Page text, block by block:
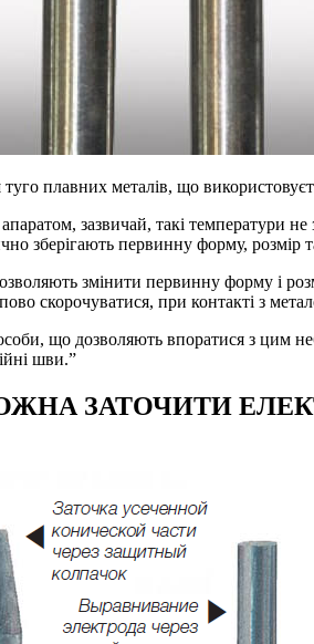
плавних металів, що
зазвичай, такі температури
зберігають первинну форму, розмір
змінити первинну форму і
скорочуватися, при контакті з
що дозволяють впоратися з
шви.”
ЗАТОЧИТИ